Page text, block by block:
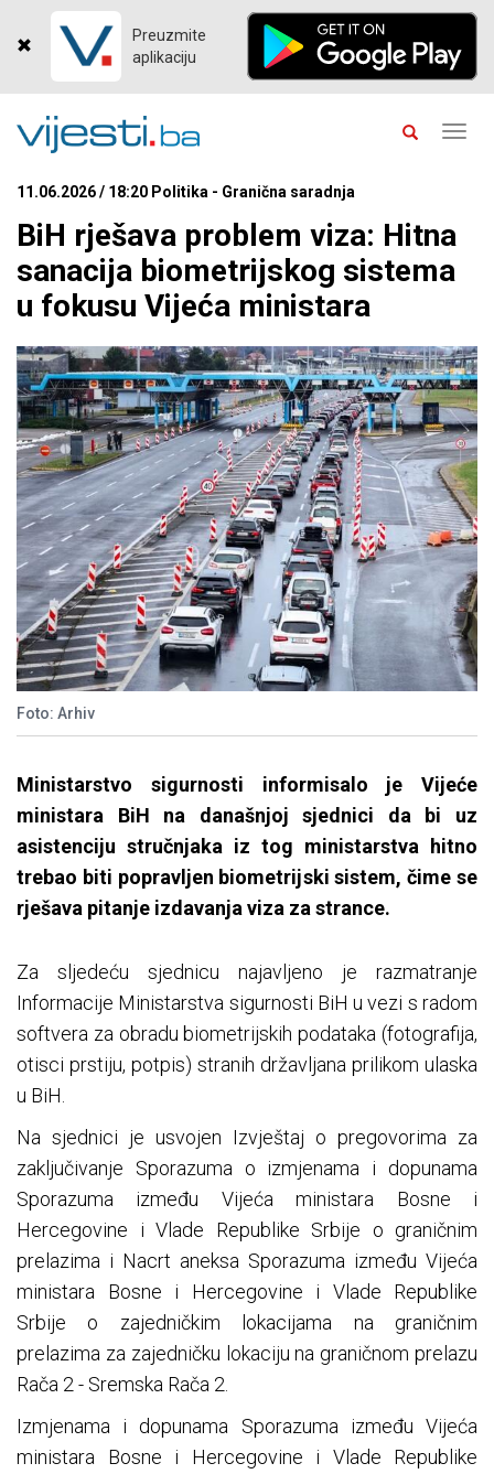
Preuzmite
aplikaciju
11.06.2026 / 18:20 Politika - Granična saradnja
BiH rješava problem viza: Hitna
sanacija biometrijskog sistema
u fokusu Vijeća ministara
Foto: Arhiv
Ministarstvo sigurnosti informisalo je Vijeće
ministara BiH na današnjoj sjednici da bi uz
asistenciju stručnjaka iz tog ministarstva hitno
trebao biti popravljen biometrijski sistem, čime se
rješava pitanje izdavanja viza za strance.
Za sljedeću sjednicu najavljeno je razmatranje
Informacije Ministarstva sigurnosti BiH u vezi s radom
softvera za obradu biometrijskih podataka (fotografija,
otisci prstiju, potpis) stranih državljana prilikom ulaska
u BiH.
Na sjednici je usvojen Izvještaj o pregovorima za
zaključivanje Sporazuma o izmjenama i dopunama
Sporazuma između Vijeća ministara Bosne i
Hercegovine i Vlade Republike Srbije o graničnim
prelazima i Nacrt aneksa Sporazuma između Vijeća
ministara Bosne i Hercegovine i Vlade Republike
Srbije o zajedničkim lokacijama na graničnim
prelazima za zajedničku lokaciju na graničnom prelazu
Rača 2 - Sremska Rača 2.
Izmjenama i dopunama Sporazuma između Vijeća
ministara Bosne i Hercegovine i Vlade Republike